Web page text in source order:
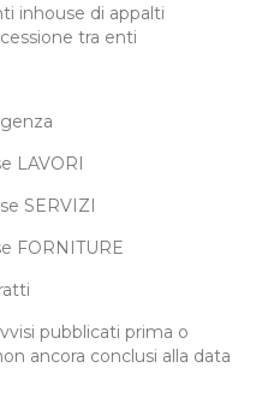
inhouse di appalti
tra enti
LAVORI
SERVIZI
FORNITURE
pubblicati prima o
ancora conclusi alla data